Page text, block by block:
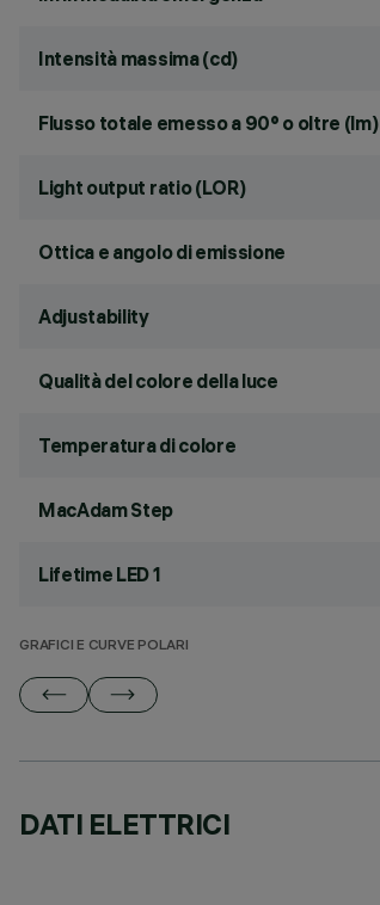
Intensità massima (cd)
Flusso totale emesso a 90° o oltre (lm)
Light output ratio (LOR)
Ottica e angolo di emissione
Adjustability
Qualità del colore della luce
Temperatura di colore
MacAdam Step
Lifetime LED 1
GRAFICI E CURVE POLARI
DATI ELETTRICI